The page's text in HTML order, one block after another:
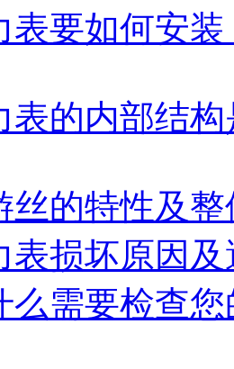
表要如何安
表的内部结
丝的特性及
表损坏原因
么需要检查